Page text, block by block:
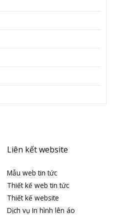
Liên kết website
Mẫu web tin tức
Thiết kế web tin tức
Thiết kế website
Dịch vụ In hình lên áo